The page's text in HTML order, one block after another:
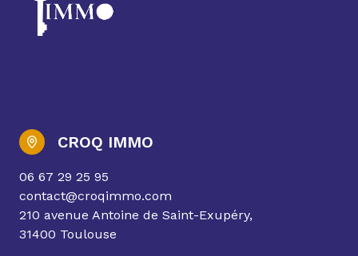
CROQ IMMO
06 67 29 25 95
contact@croqimmo.com
210 avenue Antoine de Saint-Exupéry,
31400 Toulouse